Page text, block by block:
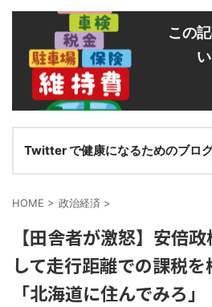
この
Twitter で健康になるためのブロ
HOME > 政治経済 >
【田舎者が激怒】安倍
して走行距離での課税
「北海道に住んでみろ